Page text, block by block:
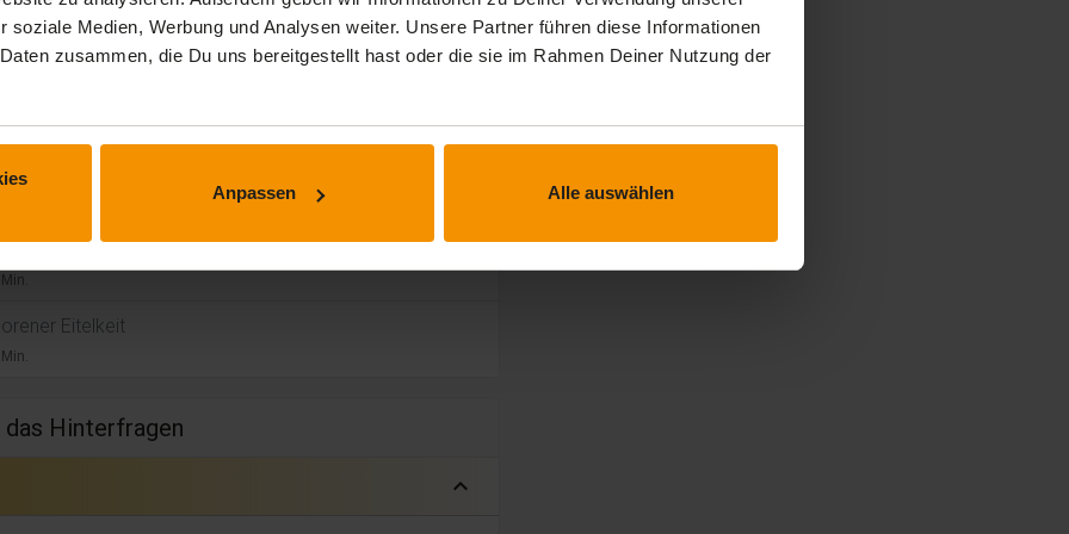
soziale Medien, Werbung und Analysen weiter. Unsere Partner führen diese Informationen
zusammen, die Du uns bereitgestellt hast oder die sie im Rahmen Deiner Nutzung der
Anpassen Alle auswählen
und
expand_less
Eitelkeit
Hinterfragen
expand_less